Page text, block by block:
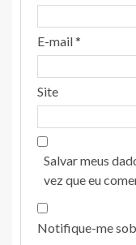
E-mail*
Site
Salvar meus
vez que eu
Notifique-me